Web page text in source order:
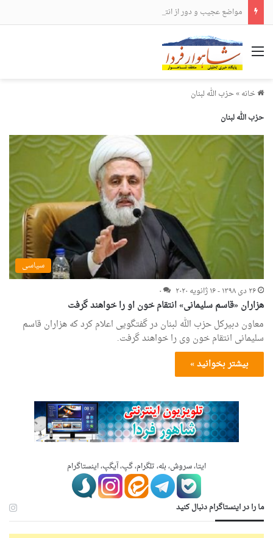
مواضع عجیب و دور از انتظار علی لاریجانی
منو
خانه»حزب الله لبنان
حزب الله لبنان
سیاسی
۲۶ دی ۱۳۹۸ - ۱۶ ژانویه ۲۰۲۰
۰
هزاران «قاسم سلیمانی» انتقام خون او را خواهند گرفت
معاون دبیرکل حزب الله لبنان در گفتگویی اعلام کرد که هزاران قاسم
سلیمانی انتقام خون وی را خواهند گرفت.
بیشتر بخوانید »
ایتا، سروش، بله، تلگرام، گپ، آیگپ، اینستاگرام
ما را در اینستاگرام دنبال کنید